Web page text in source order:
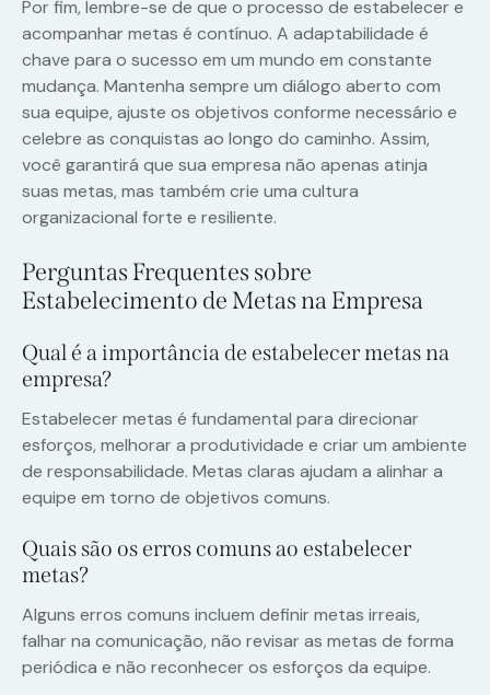
Por fim, lembre-se de que o processo de estabelecer e
acompanhar metas é contínuo. A adaptabilidade é
chave para o sucesso em um mundo em constante
mudança. Mantenha sempre um diálogo aberto com
sua equipe, ajuste os objetivos conforme necessário e
celebre as conquistas ao longo do caminho. Assim,
você garantirá que sua empresa não apenas atinja
suas metas, mas também crie uma cultura
organizacional forte e resiliente.
Perguntas Frequentes sobre
Estabelecimento de Metas na Empresa
Qual é a importância de estabelecer metas na
empresa?
Estabelecer metas é fundamental para direcionar
esforços, melhorar a produtividade e criar um ambiente
de responsabilidade. Metas claras ajudam a alinhar a
equipe em torno de objetivos comuns.
Quais são os erros comuns ao estabelecer
metas?
Alguns erros comuns incluem definir metas irreais,
falhar na comunicação, não revisar as metas de forma
periódica e não reconhecer os esforços da equipe.